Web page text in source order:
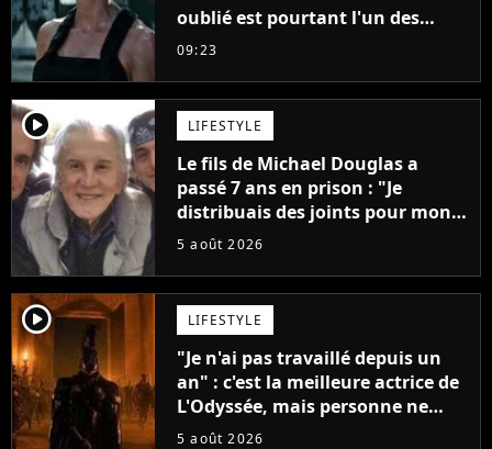
oublié est pourtant l'un des
meilleurs des années 2010
09:23
player2 LIFESTYLE
Le fils de Michael Douglas a
passé 7 ans en prison : "Je
distribuais des joints pour mon
père"
5 août 2026
player2 LIFESTYLE
"Je n'ai pas travaillé depuis un
an" : c'est la meilleure actrice de
L'Odyssée, mais personne ne
veut lui donner de rôle au
5 août 2026